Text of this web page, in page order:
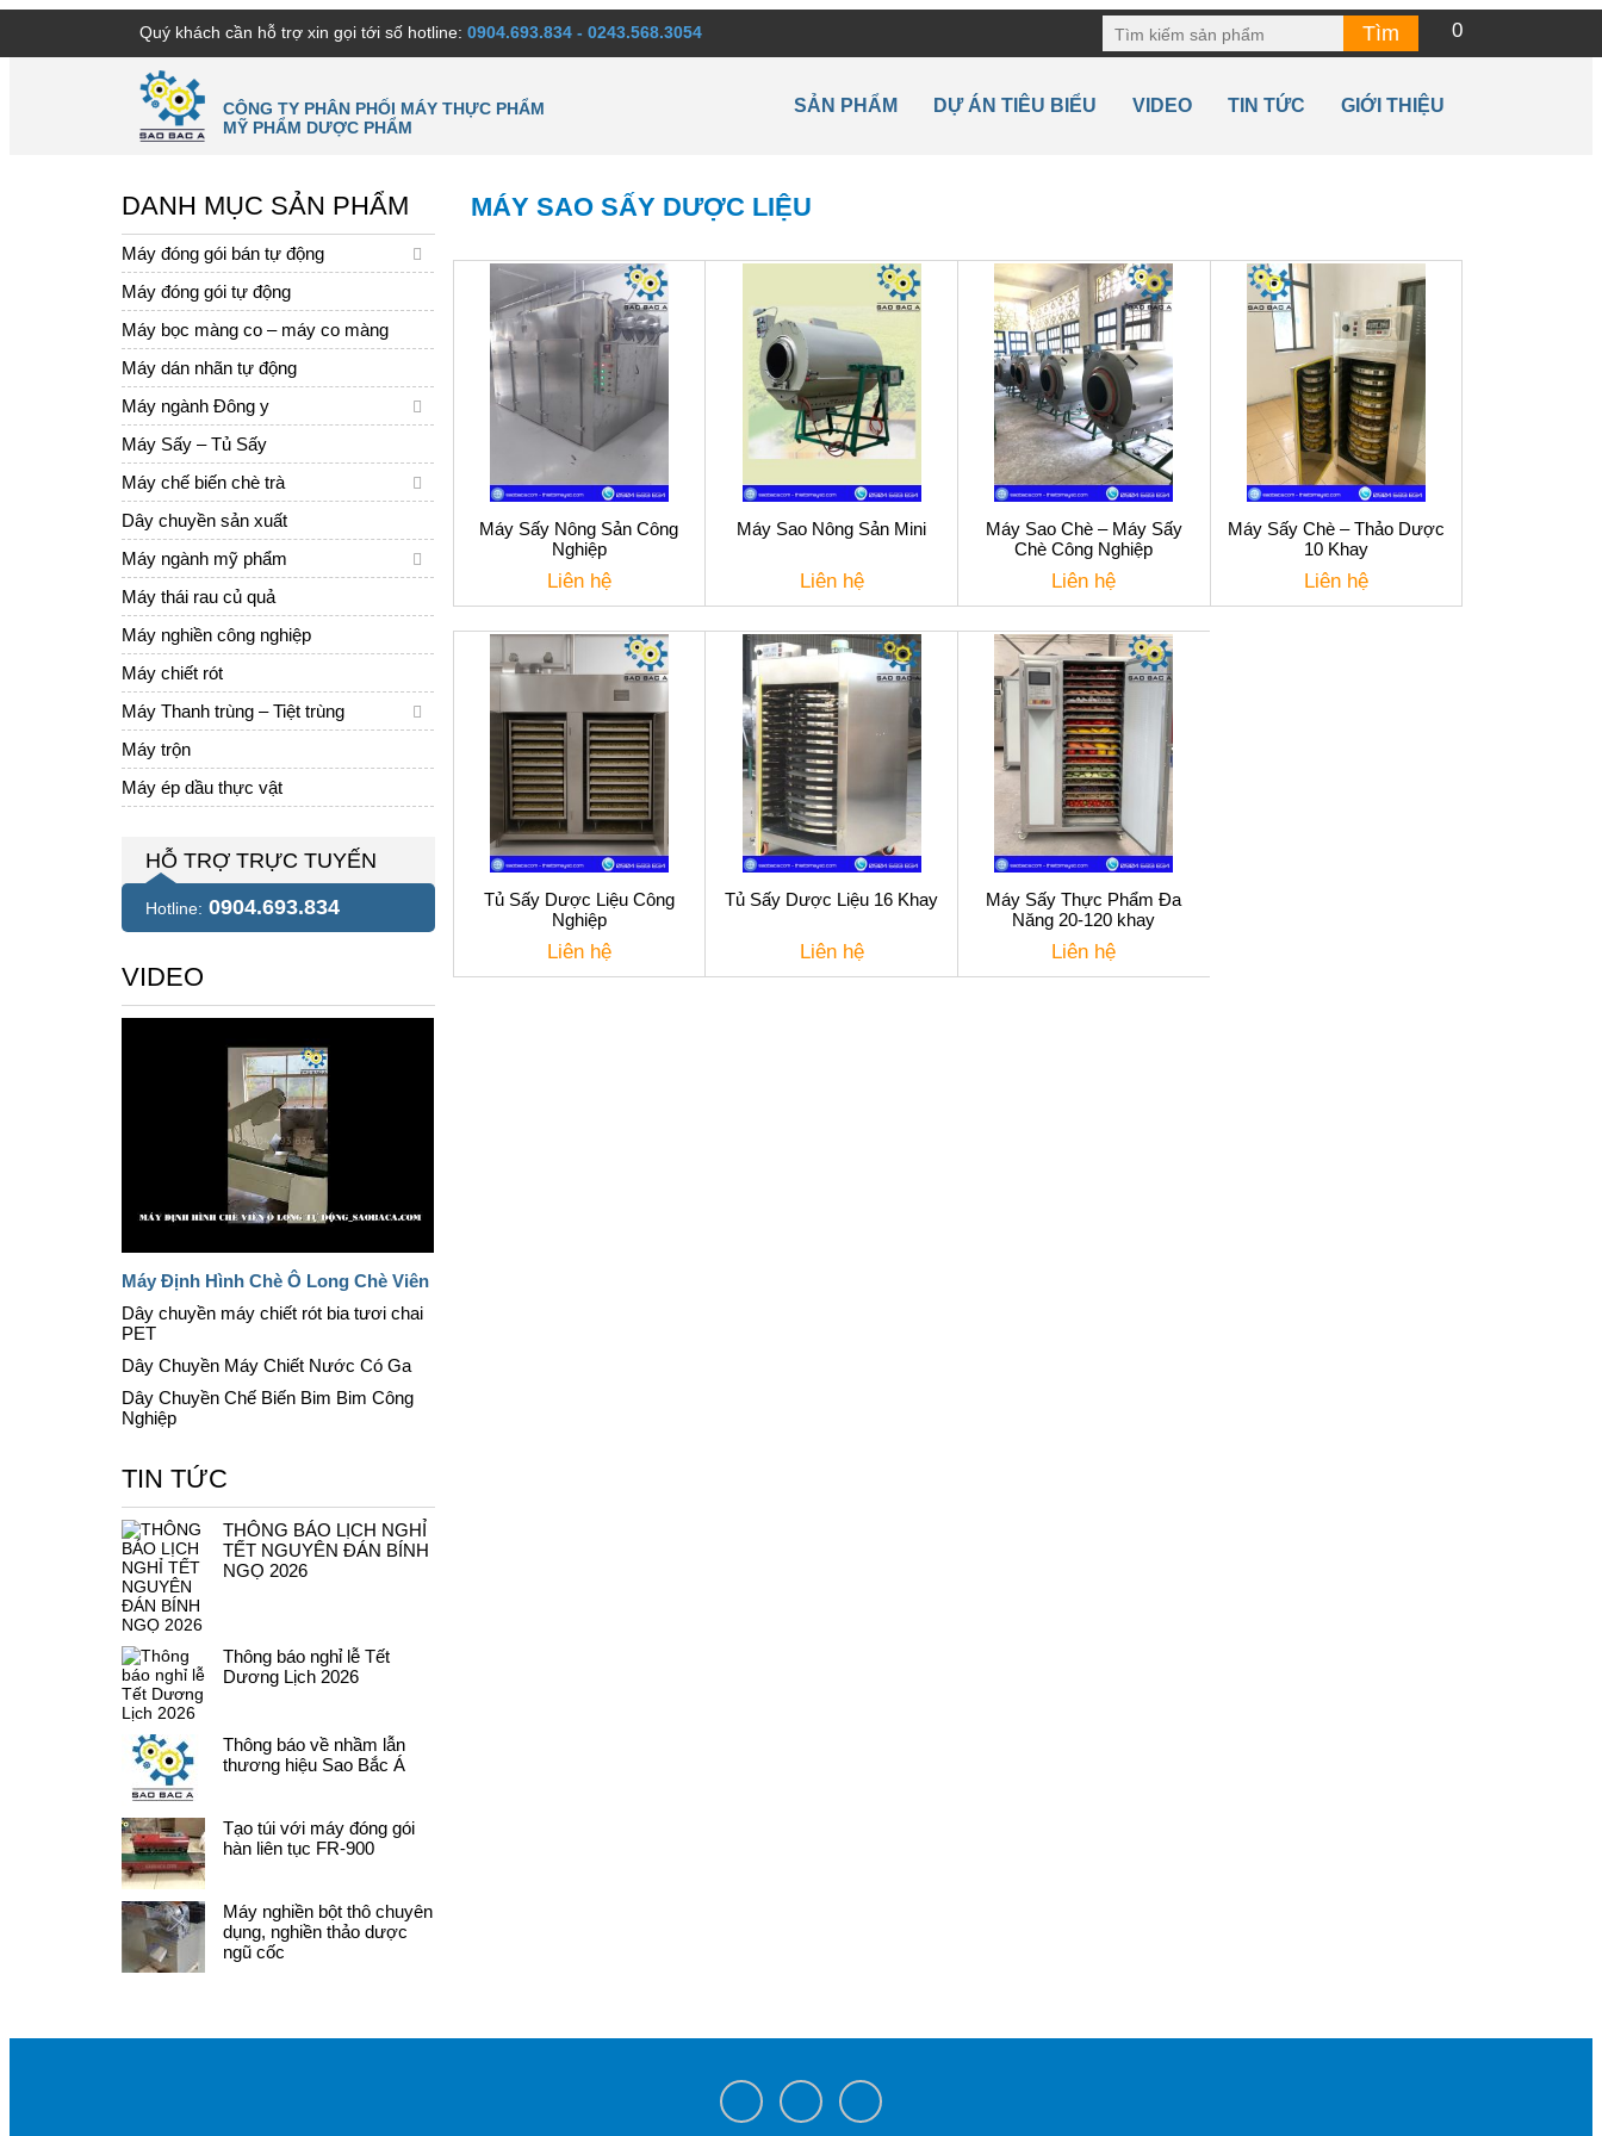
Quý khách cần hỗ trợ xin gọi tới số hotline: 0904.693.834 - 0243.568.3054 0
CÔNG TY PHÂN PHỐI MÁY THỰC PHẨM
MỸ PHẨM DƯỢC PHẨM
SẢN PHẨM DỰ ÁN TIÊU BIỂU VIDEO TIN TỨC GIỚI THIỆU
MÁY SAO SẤY DƯỢC LIỆU
Máy Sấy Nông Sản Công
Nghiệp
Liên hệ
Máy Sao Nông Sản Mini
Liên hệ
Máy Sao Chè – Máy Sấy
Chè Công Nghiệp
Liên hệ
Máy Sấy Chè – Thảo Dược
10 Khay
Liên hệ
Tủ Sấy Dược Liệu Công
Nghiệp
Liên hệ
Tủ Sấy Dược Liệu 16 Khay
Liên hệ
Máy Sấy Thực Phẩm Đa
Năng 20-120 khay
Liên hệ
DANH MỤC SẢN PHẨM
Máy đóng gói bán tự động
Máy đóng gói tự động
Máy bọc màng co – máy co màng
Máy dán nhãn tự động
Máy ngành Đông y
Máy Sấy – Tủ Sấy
Máy chế biến chè trà
Dây chuyền sản xuất
Máy ngành mỹ phẩm
Máy thái rau củ quả
Máy nghiền công nghiệp
Máy chiết rót
Máy Thanh trùng – Tiệt trùng
Máy trộn
Máy ép dầu thực vật
HỖ TRỢ TRỰC TUYẾN
Hotline: 0904.693.834
VIDEO
Máy Định Hình Chè Ô Long Chè Viên
Dây chuyền máy chiết rót bia tươi chai
PET
Dây Chuyền Máy Chiết Nước Có Ga
Dây Chuyền Chế Biến Bim Bim Công
Nghiệp
TIN TỨC
THÔNG BÁO LỊCH NGHỈ
TẾT NGUYÊN ĐÁN BÍNH
NGỌ 2026
Thông báo nghỉ lễ Tết
Dương Lịch 2026
Thông báo về nhầm lẫn
thương hiệu Sao Bắc Á
Tạo túi với máy đóng gói
hàn liên tục FR-900
Máy nghiền bột thô chuyên
dụng, nghiền thảo dược
ngũ cốc